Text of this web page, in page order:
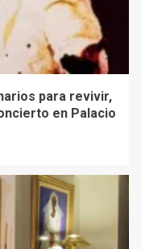
para revivir,
en Palacio